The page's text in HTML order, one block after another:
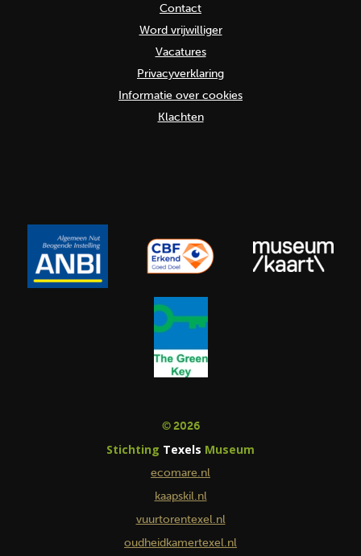
Contact
Word vrijwilliger
Vacatures
Privacyverklaring
Informatie over cookies
Klachten
© 2026
Stichting Texels Museum
ecomare.nl
kaapskil.nl
vuurtorentexel.nl
oudheidkamertexel.nl